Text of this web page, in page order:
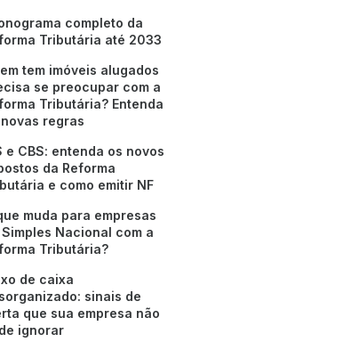
completo da
Tributária até 2033
tem imóveis alugados
se preocupar com a
Tributária? Entenda
regras
e CBS: entenda os novos
da Reforma
e como emitir NF
muda para empresas
Nacional com a
Tributária?
de caixa
sinais de
que sua empresa não
ignorar